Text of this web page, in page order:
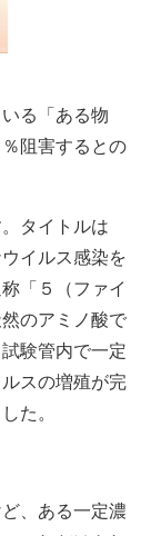
る「ある物
阻害するとの
タイトルは
イルス感染を
「５（ファイ
のアミノ酸で
験管内で一定
スの増殖が完
た。
、ある一定濃